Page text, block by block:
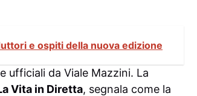
e ospiti della nuova edizione
ufficiali da Viale Mazzini. La
Vita in Diretta, segnala come la